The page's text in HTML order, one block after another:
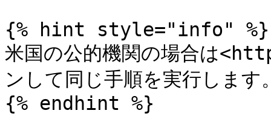
{% hint style="info" %}
米国の公的機関の場合は
ンして同じ手順を実行します
{% endhint %}